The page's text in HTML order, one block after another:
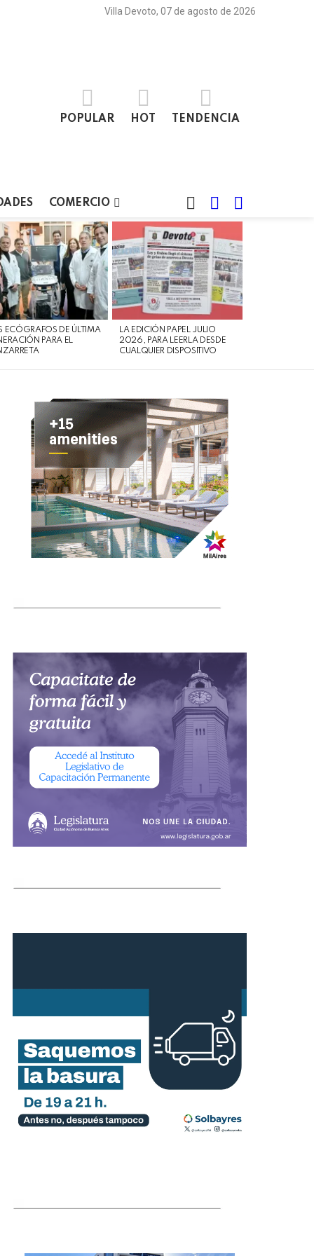
Villa Devoto, 07 de agosto de 2026
POPULAR HOT TENDENCIA
COMERCIO
SWITCH
SKIN
BUSCAR
ECÓGRAFOS DE ÚLTIMA
PARA EL
LA EDICIÓN PAPEL JULIO
2026, PARA LEERLA DESDE
CUALQUIER DISPOSITIVO